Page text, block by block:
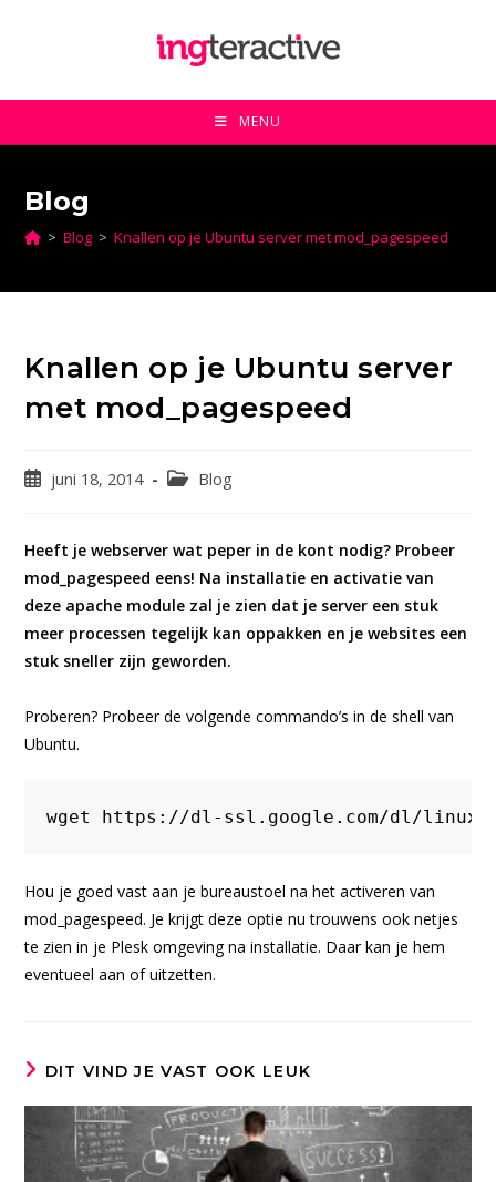
MENU
Blog
> Blog > Knallen op je Ubuntu server met mod_pagespeed
Knallen op je Ubuntu server
met mod_pagespeed
Berichtjuni 18, 2014 Berichtcategorie:
Blog
Heeft je webserver wat peper in de kont nodig? Probeer
mod_pagespeed eens! Na installatie en activatie van
deze apache module zal je zien dat je server een stuk
meer processen tegelijk kan oppakken en je websites een
stuk sneller zijn geworden.
Proberen? Probeer de volgende commando’s in de shell van
Ubuntu.
wget https://dl-ssl.google.com/dl/linux/
Hou je goed vast aan je bureaustoel na het activeren van
mod_pagespeed. Je krijgt deze optie nu trouwens ook netjes
te zien in je Plesk omgeving na installatie. Daar kan je hem
eventueel aan of uitzetten.
DIT VIND JE VAST OOK LEUK